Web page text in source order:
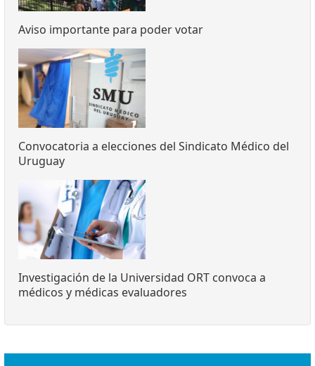
Aviso importante para poder votar
Convocatoria a elecciones del Sindicato Médico del
Uruguay
Investigación de la Universidad ORT convoca a
médicos y médicas evaluadores